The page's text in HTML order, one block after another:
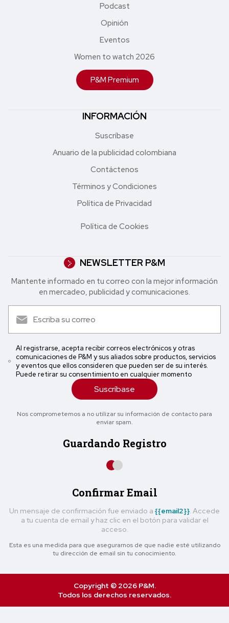
Podcast
Opinión
Eventos
Women to watch 2026
P&M Premium
INFORMACIÓN
Suscríbase
Anuario de la publicidad colombiana
Contáctenos
Términos y Condiciones
Política de Privacidad
Política de Cookies
NEWSLETTER P&M
Mantente informado en tu correo con la mejor in formación
en mercadeo, publicidad y comunicaciones.
Al registrarse, acepta recibir correos electrónicos y otras
comunicaciones de P&M y sus aliados sobre productos, servicios
y eventos que ellos consideren que pueden ser de su interés.
Puede retirar su consentimiento en cualquier momento
Suscríbase
Nos comprometemos a no utilizar su información de contacto para
enviar spam.
Guardando Registro
Confirmar Email
Un mensaje de confirmación fue enviado a {{email2}}. Accede
a tu cuenta de email y haz clic en el botón para validar el
acceso.
Esta es una medida para que asegurarnos de que nadie esté utilizando
tu dirección de email sin tu conocimiento.
Copyright © 2026 P&M.
Todos los derechos reservados.